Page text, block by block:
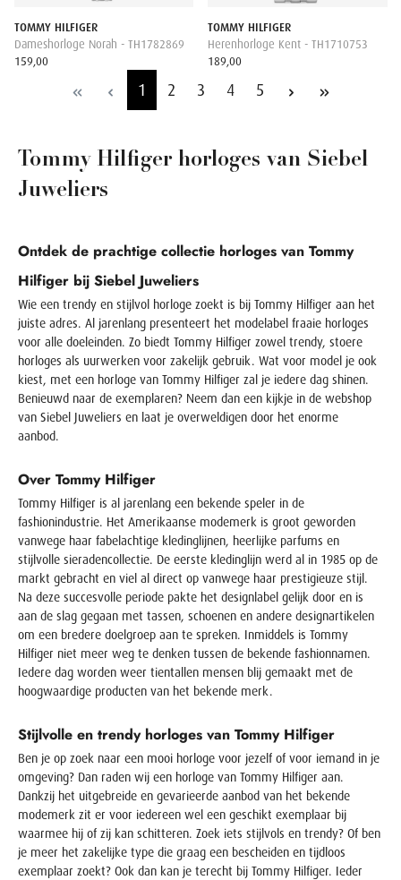
TOMMY HILFIGER
Dameshorloge Norah - TH1782869
159,00
TOMMY HILFIGER
Herenhorloge Kent - TH1710753
189,00
1 2 3 4 5
Tommy Hilfiger horloges van Siebel
Juweliers
Ontdek de prachtige collectie horloges van Tommy
Hilfiger bij Siebel Juweliers
Wie een trendy en stijlvol horloge zoekt is bij Tommy Hilfiger aan het
juiste adres. Al jarenlang presenteert het modelabel fraaie horloges
voor alle doeleinden. Zo biedt Tommy Hilfiger zowel trendy, stoere
horloges als uurwerken voor zakelijk gebruik. Wat voor model je ook
kiest, met een horloge van Tommy Hilfiger zal je iedere dag shinen.
Benieuwd naar de exemplaren? Neem dan een kijkje in de webshop
van Siebel Juweliers en laat je overweldigen door het enorme
aanbod.
Over Tommy Hilfiger
Tommy Hilfiger is al jarenlang een bekende speler in de
fashionindustrie. Het Amerikaanse modemerk is groot geworden
vanwege haar fabelachtige kledinglijnen, heerlijke parfums en
stijlvolle sieradencollectie. De eerste kledinglijn werd al in 1985 op de
markt gebracht en viel al direct op vanwege haar prestigieuze stijl.
Na deze succesvolle periode pakte het designlabel gelijk door en is
aan de slag gegaan met tassen, schoenen en andere designartikelen
om een bredere doelgroep aan te spreken. Inmiddels is Tommy
Hilfiger niet meer weg te denken tussen de bekende fashionnamen.
Iedere dag worden weer tientallen mensen blij gemaakt met de
hoogwaardige producten van het bekende merk.
Stijlvolle en trendy horloges van Tommy Hilfiger
Ben je op zoek naar een mooi horloge voor jezelf of voor iemand in je
omgeving? Dan raden wij een horloge van Tommy Hilfiger aan.
Dankzij het uitgebreide en gevarieerde aanbod van het bekende
modemerk zit er voor iedereen wel een geschikt exemplaar bij
waarmee hij of zij kan schitteren. Zoek iets stijlvols en trendy? Of ben
je meer het zakelijke type die graag een bescheiden en tijdloos
exemplaar zoekt? Ook dan kan je terecht bij Tommy Hilfiger. Ieder